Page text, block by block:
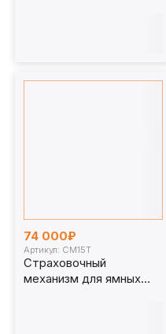
74 000₽
Артикул: СМ15Т
Страховочный
механизм для ямных